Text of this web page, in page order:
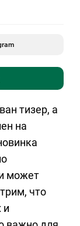
тизер, а
на
может
что
и